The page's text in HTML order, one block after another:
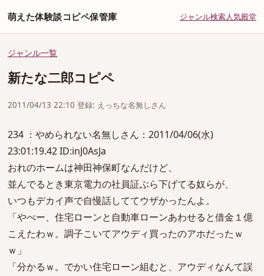
萌えた体験談コピペ保管庫 ジャンル検索人気殿堂
ジャンル一覧
新たな二郎コピペ
2011/04/13 22:10 登録: えっちな名無しさん
234 ：やめられない名無しさん：2011/04/06(水)
23:01:19.42 ID:inJ0AsJa
おれのホームは神田神保町なんだけど、
並んでるとき東京電力の社員証ぶら下げてる奴らが、
いつもデカイ声で自慢話しててウザかったんよ。
「やべー、住宅ローンと自動車ローンあわせると借金１億
こえたわｗ。調子こいてアウディ買ったのアホだったｗ
ｗ」
「分かるｗ。でかい住宅ローン組むと、アウディなんて誤